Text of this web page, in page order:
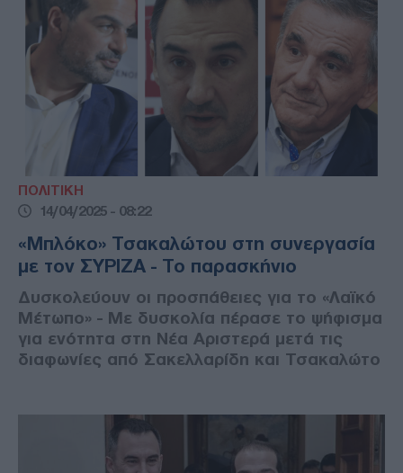
ΠΟΛΙΤΙΚΗ
14/04/2025 - 08:22
«Μπλόκο» Τσακαλώτου στη συνεργασία
με τον ΣΥΡΙΖΑ - Το παρασκήνιο
Δυσκολεύουν οι προσπάθειες για το «Λαϊκό
Μέτωπο» - Με δυσκολία πέρασε το ψήφισμα
για ενότητα στη Νέα Αριστερά μετά τις
διαφωνίες από Σακελλαρίδη και Τσακαλώτο